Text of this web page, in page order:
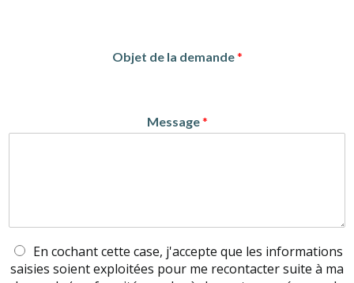
Objet de la demande*
Message*
En cochant cette case, j'accepte que les informations
saisies soient exploitées pour me recontacter suite à ma